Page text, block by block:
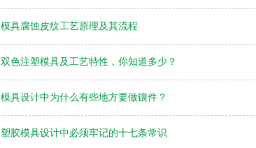
模具腐蚀皮纹工艺原理及其流程
双色注塑模具及工艺特性，你知道多少？
模具设计中为什么有些地方要做镶件？
塑胶模具设计中必须牢记的十七条常识